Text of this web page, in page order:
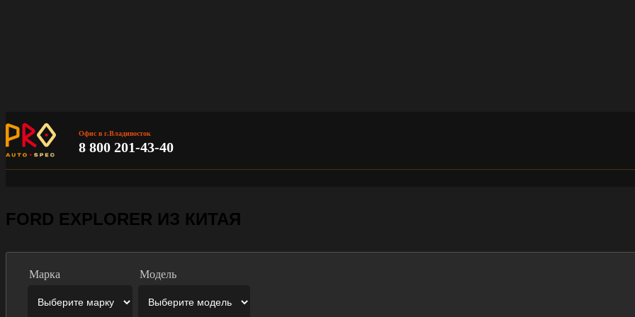
Офис в г.Владивосток
8 800 201-43-40
FORD EXPLORER ИЗ КИТАЯ
Марка Модель